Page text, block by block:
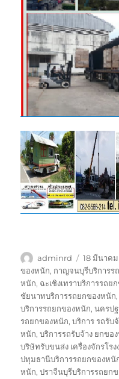
ผู้
เขียน
adminrd
เขียน
เมื่อ
18 มีนาค
ของหนัก, กาญจนบุรีบริการร
หนัก, ฉะเชิงเทราบริการรถย
ชัยนาทบริการรถยกของหนัก,
บริการรถยกของหนัก,นครป
รถยกของหนัก,บริการ รถรับ
หนัก,บริการรถรับจ้าง ยกขอ
บริษัทรับขนส่ง เครื่องจักรโรง
ปทุมธานีบริการรถยกของหนั
หนัก,ปราจีนบุรีบริการรถยก